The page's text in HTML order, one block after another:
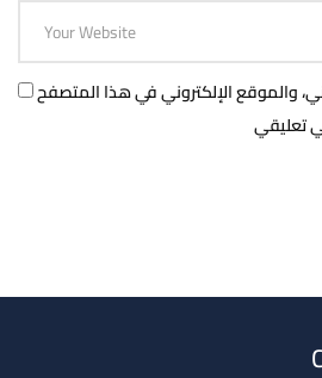
والموقع الإلكتروني في هذا المتصفح